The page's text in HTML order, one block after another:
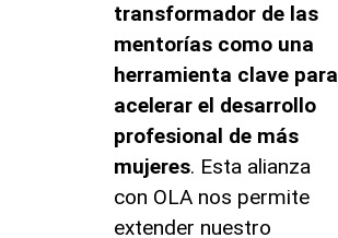
transformador de las
mentorías como una
herramienta clave para
acelerar el desarrollo
profesional de más
mujeres. Esta alianza
con OLA nos permite
extender nuestro